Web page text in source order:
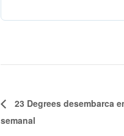
23 Degrees desembarca
semanal